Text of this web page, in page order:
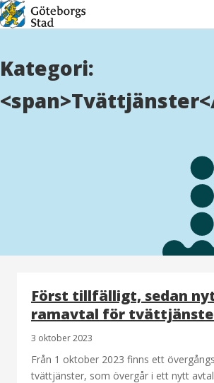
Hoppa
till
Kategori:
Först tillfälligt, sedan
ramavtal för
3 oktober 2023
Från 1 oktober 2023 finns ett
tvättjänster, som övergår i ett nytt